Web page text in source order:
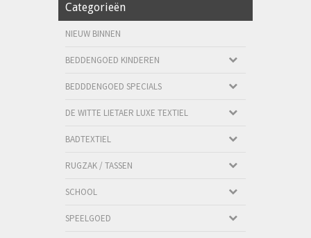
Categorieën
NIEUW BINNEN
BEDDENGOED KINDEREN
BEDDDENGOED SPECIALS
DE WITTE LIETAER LUXE TEXTIEL
BADTEXTIEL
RUGZAK / TASSEN
SCHOOL
SPEELGOED